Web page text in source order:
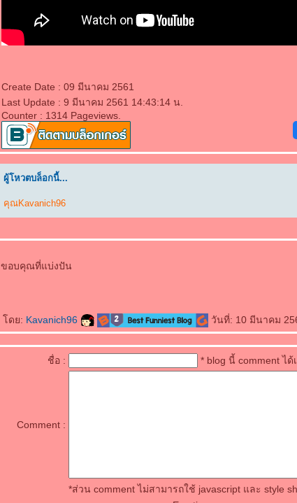
Create Date : 09 มีนาคม 2561
Last Update : 9 มีนาคม 2561 14:43:14 น.
Counter : 1314 Pageviews.
ผู้โหวตบล็อกนี้...
คุณKavanich96
ขอบคุณที่แบ่งปัน
ดย: Kavanich96 วันที่: 10 มีนาคม
ชื่อ : * blog นี้ comment ไ
Comment :
*ส่วน comment ไม่สามารถใช้ javascript และ style